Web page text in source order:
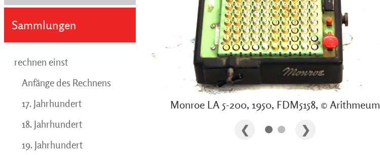
Sammlungen
rechnen einst
Anfänge des Rechnens
17. Jahrhundert
18. Jahrhundert
19. Jahrhundert
Monroe LA 5-200, 1950, FDM5158, © Arithmeum